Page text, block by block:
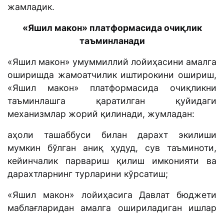
жамладик.
«Яшил макон» платформасида очиқлик
таъминланади
«Яшил макон» умуммиллий лойиҳасини амалга
оширишда жамоатчилик иштирокини ошириш,
«Яшил макон» платформасида очиқликни
таъминлашга қаратилган қуйидаги
механизмлар жорий қилинади, жумладан:
аҳоли ташаббуси билан дарахт экилиши
мумкин бўлган аниқ ҳудуд, сув таъминоти,
кейинчалик парвариш қилиш имконияти ва
дарахтларнинг турларини кўрсатиш;
«Яшил макон» лойиҳасига Давлат бюджети
маблағларидан амалга ошириладиган ишлар